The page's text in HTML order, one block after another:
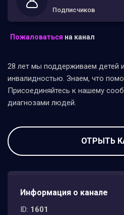
Подписчиков
Пожаловаться на канал
28 лет мы поддерживаем детей
инвалидностью. Знаем, что
Присоединяйтесь к нашему
диагнозами людей.
ОТРЫТЬ
Информация о канале
ID: 1601